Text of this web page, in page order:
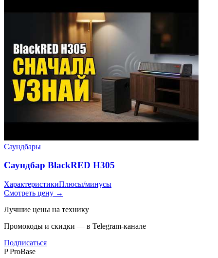
Саундбары
Саундбар BlackRED H305
ХарактеристикиПлюсы/минусы
Смотреть цену →
Лучшие цены на технику
Промокоды и скидки — в Telegram-канале
Подписаться
P ProBase